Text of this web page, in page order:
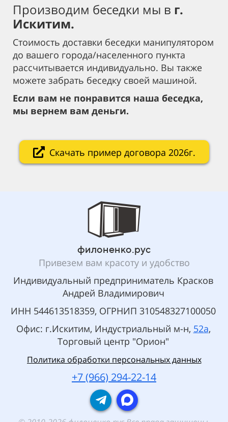
Производим беседки мы в г.
Искитим.
Стоимость доставки беседки манипулятором
до вашего города/населенного пункта
рассчитывается индивидуально. Вы также
можете забрать беседку своей машиной.
Если вам не понравится наша беседка,
мы вернем вам деньги.
Скачать пример договора 2026г.
филоненко.рус
Привезем вам красоту и удобство
Индивидуальный предприниматель Красков
Андрей Владимирович
ИНН 544613518359, ОГРНИП 310548327100050
Офис: г.Искитим, Индустриальный м-н, 52а,
Торговый центр "Орион"
Политика обработки персональных данных
+7 (966) 294-22-14